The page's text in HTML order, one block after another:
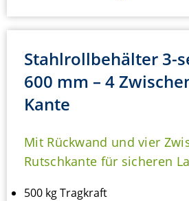
Stahlrollbehälter 3-
600 mm – 4
Kante
Mit Rückwand und vier
Rutschkante für sicheren
500 kg Tragkraft